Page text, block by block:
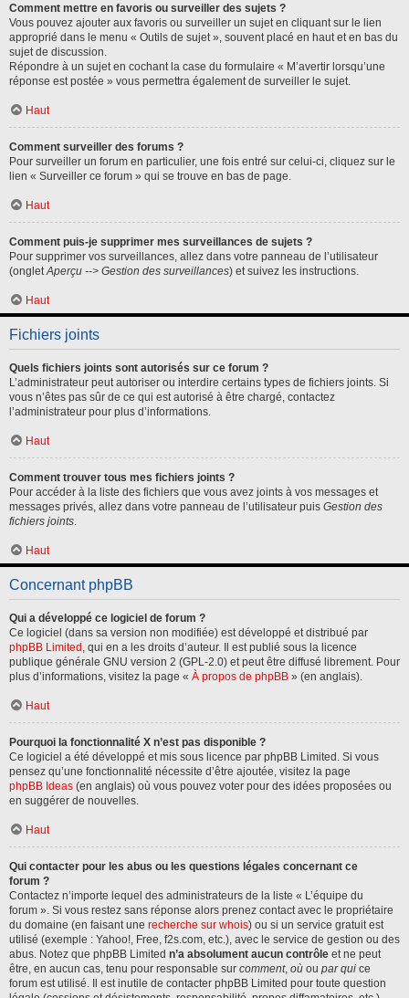
Comment mettre en favoris ou surveiller des sujets ?
Vous pouvez ajouter aux favoris ou surveiller un sujet en cliquant sur le lien
approprié dans le menu « Outils de sujet », souvent placé en haut et en bas du
sujet de discussion.
Répondre à un sujet en cochant la case du formulaire « M’avertir lorsqu’une
réponse est postée » vous permettra également de surveiller le sujet.
Haut
Comment surveiller des forums ?
Pour surveiller un forum en particulier, une fois entré sur celui-ci, cliquez sur le
lien « Surveiller ce forum » qui se trouve en bas de page.
Haut
Comment puis-je supprimer mes surveillances de sujets ?
Pour supprimer vos surveillances, allez dans votre panneau de l’utilisateur
(ongletAperçu --> Gestion des surveillances) et suivez les instructions.
Haut
Fichiers joints
Quels fichiers joints sont autorisés sur ce forum ?
L’administrateur peut autoriser ou interdire certains types de fichiers joints. Si
vous n’êtes pas sûr de ce qui est autorisé à être chargé, contactez
l’administrateur pour plus d’informations.
Haut
Comment trouver tous mes fichiers joints ?
Pour accéder à la liste des fichiers que vous avez joints à vos messages et
messages privés, allez dans votre panneau de l’utilisateur puis Gestion des
fichiers joints.
Haut
Concernant phpBB
Qui a développé ce logiciel de forum ?
Ce logiciel (dans sa version non modifiée) est développé et distribué par
phpBB Limited , qui en a les droits d’auteur. Il est publié sous la licence
publique générale GNU version 2 (GPL-2.0) et peut être diffusé librement. Pour
plus d’informations, visitez la page « À propos de phpBB » (en anglais).
Haut
Pourquoi la fonctionnalité X n’est pas disponible ?
Ce logiciel a été développé et mis sous licence par phpBB Limited. Si vous
pensez qu’une fonctionnalité nécessite d’être ajoutée, visitez la page
phpBB Ideas (en anglais) où vous pouvez voter pour des idées proposées ou
en suggérer de nouvelles.
Haut
Qui contacter pour les abus ou les questions légales concernant ce
forum ?
Contactez n’importe lequel des administrateurs de la liste « L’équipe du
forum ». Si vous restez sans réponse alors prenez contact avec le propriétaire
du domaine (en faisant une recherche sur whois) ou si un service gratuit est
utilisé (exemple : Yahoo!, Free, f2s.com, etc.), avec le service de gestion ou des
abus. Notez que phpBB Limited n’a absolument aucun contrôle et ne peut
être, en aucun cas, tenu pour responsable sur comment, où ou par qui ce
forum est utilisé. Il est inutile de contacter phpBB Limited pour toute question